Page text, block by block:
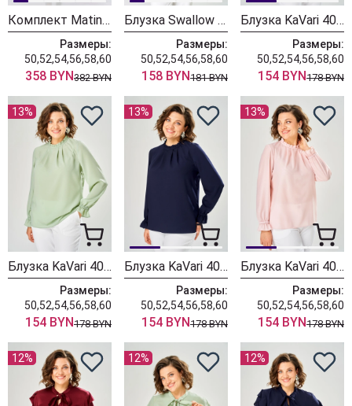
Комплект Matini 1.1825
Размеры:
50,52,54,56,58,60
358 BYN382 BYN
Блузка Swallow 937 серая+принт квадраты
Размеры:
50,52,54,56,58,60
158 BYN181 BYN
Блузка KaVari 4035-3 бордовый
Размеры:
50,52,54,56,58,60
154 BYN178 BYN
13%
Блузка KaVari 4035-2 олива
Размеры:
50,52,54,56,58,60
154 BYN178 BYN
13%
Блузка KaVari 4035-1 темно-синий
Размеры:
50,52,54,56,58,60
154 BYN178 BYN
13%
Блузка KaVari 4035 розовый
Размеры:
50,52,54,56,58,60
154 BYN178 BYN
12% 12% 12%